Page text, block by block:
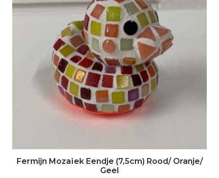
Fermijn Mozaïek Eendje (7,5cm) Rood/ Oranje/
Geel